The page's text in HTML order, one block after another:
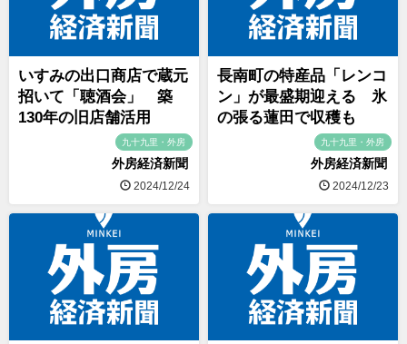
いすみの出口商店で蔵元
招いて「聴酒会」 築
130年の旧店舗活用
九十九里・外房
外房経済新聞
2024/12/24
長南町の特産品「レンコ
ン」が最盛期迎える 氷
の張る蓮田で収穫も
九十九里・外房
外房経済新聞
2024/12/23